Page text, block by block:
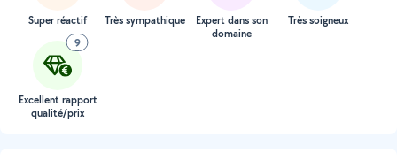
Super réactif Très sympathique
Expert dans son
domaine
Très soigneux
9
Excellent rapport
qualité/prix